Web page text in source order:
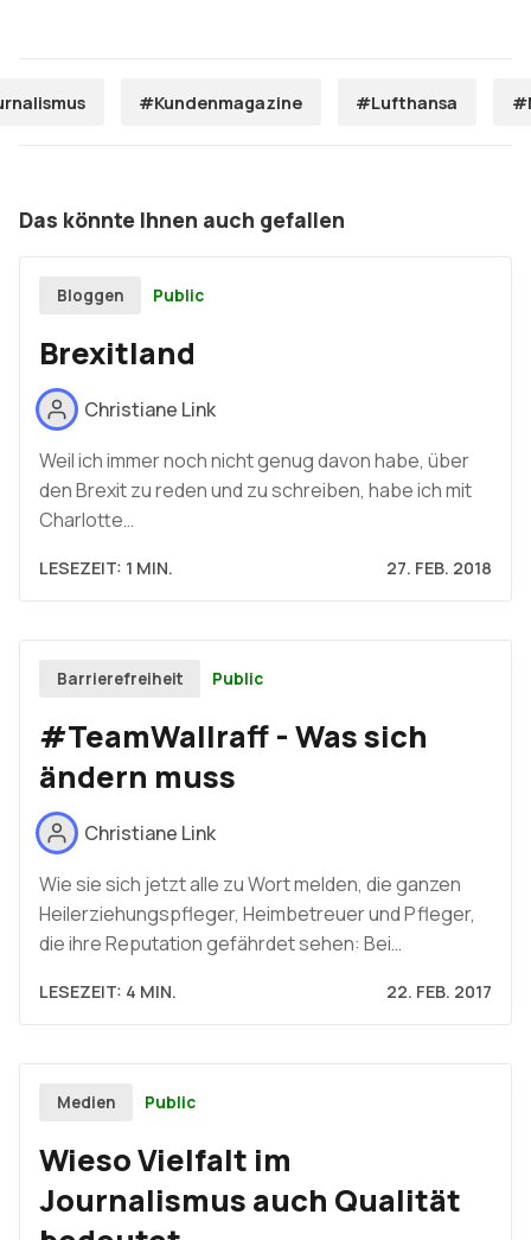
#Kundenmagazine #Lufthansa
Das könnte Ihnen auch gefallen
Bloggen Public
Brexitland
Christiane Link
Weil ich immer noch nicht genug davon habe, über
den Brexit zu reden und zu schreiben, habe ich mit
Charlotte…
LESEZEIT: 1 MIN. 27. FEB. 2018
Barrierefreiheit Public
#TeamWallraff - Was sich
ändern muss
Christiane Link
Wie sie sich jetzt alle zu Wort melden, die ganzen
Heilerziehungspfleger, Heimbetreuer und Pfleger,
die ihre Reputation gefährdet sehen: Bei…
LESEZEIT: 4 MIN. 22. FEB. 2017
Medien Public
Wieso Vielfalt im
Journalismus auch Qualität